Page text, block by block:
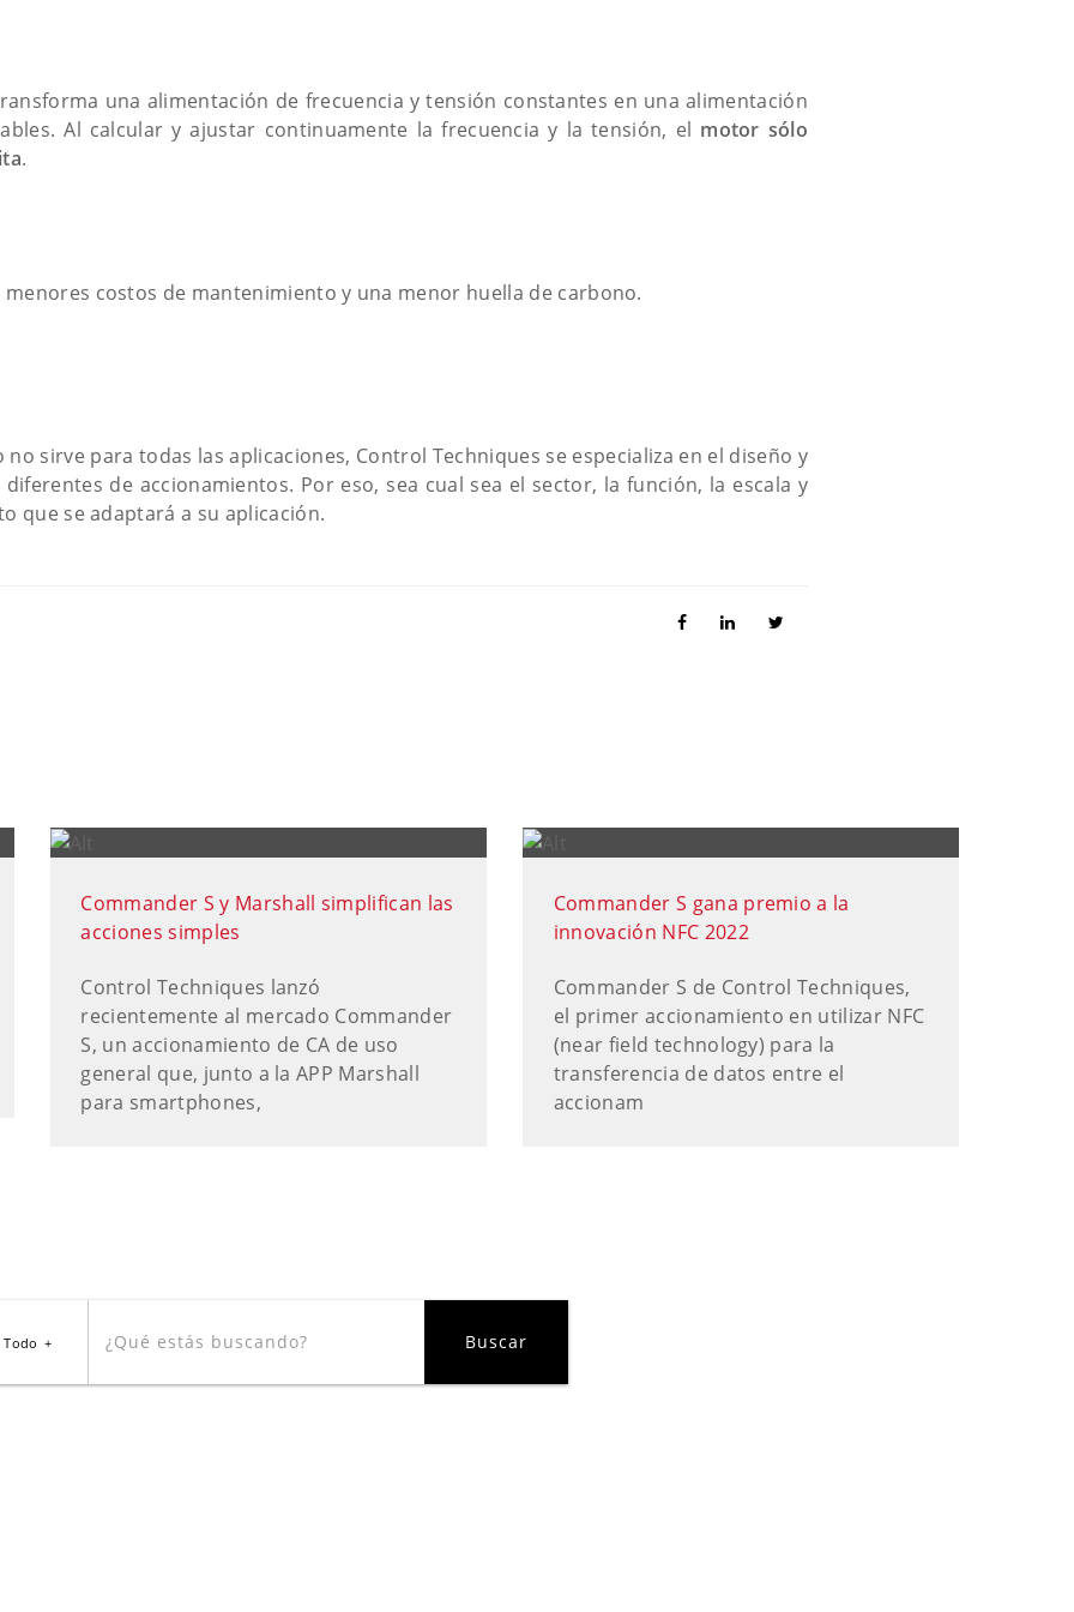
una alimentación de frecuencia y tensión constantes en una alimentación
Al calcular y ajustar continuamente la frecuencia y la tensión, el motor sólo
.
costos de mantenimiento y una menor huella de carbono.
sirve para todas las aplicaciones, Control Techniques se especializa en el diseño y
de accionamientos. Por eso, sea cual sea el sector, la función, la escala y
que se adaptará a su aplicación.
Commander S y Marshall simplifican las
acciones simples
Control Techniques lanzó
recientemente al mercado Commander
S, un accionamiento de CA de uso
general que, junto a la APP Marshall
para smartphones,
Commander S gana premio a la
innovación NFC 2022
Commander S de Control Techniques,
el primer accionamiento en utilizar NFC
(near field technology) para la
transferencia de datos entre el
accionam
Todo